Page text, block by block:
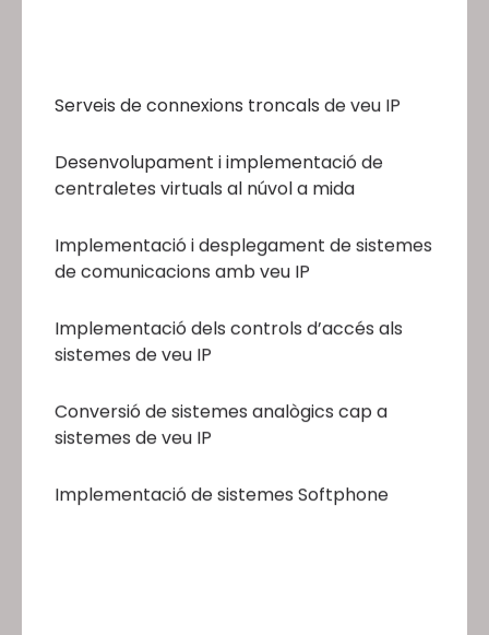
Serveis de connexions troncals de veu IP
Desenvolupament i implementació de
centraletes virtuals al núvol a mida
Implementació i desplegament de sistemes
de comunicacions amb veu IP
Implementació dels controls d’accés als
sistemes de veu IP
Conversió de sistemes analògics cap a
sistemes de veu IP
Implementació de sistemes Softphone